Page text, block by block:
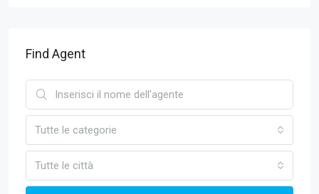
Find Agent
Tutte le categorie
Tutte le città